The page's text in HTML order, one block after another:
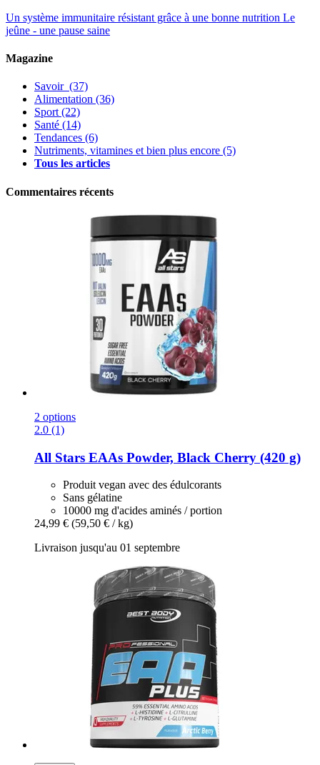
Un système immunitaire résistant grâce à une bonne nutrition Le
jeûne - une pause saine
Magazine
Savoir (37)
Alimentation (36)
Sport(22)
Santé (14)
Tendances (6)
Nutriments, vitamines et bien plus encore (5)
Tous les articles
Commentaires récents
2 options
2.0 (1)
All Stars EAAs Powder, Black Cherry (420 g)
Produit vegan avec des édulcorants
Sans gélatine
10000 mg d'acides aminés / portion
24,99 € (59,50 € / kg)
Livraison jusqu'au 01 septembre